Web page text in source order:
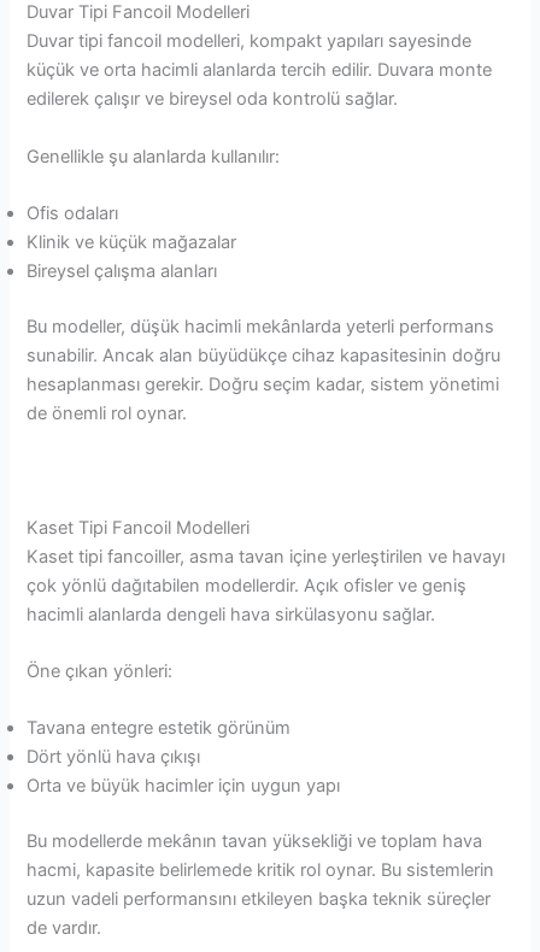
Duvar Tipi Fancoil Modelleri
Duvar tipi fancoil modelleri, kompakt yapıları sayesinde
küçük ve orta hacimli alanlarda tercih edilir. Duvara monte
edilerek çalışır ve bireysel oda kontrolü sağlar.
Genellikle şu alanlarda kullanılır:
Ofis odaları
Klinik ve küçük mağazalar
Bireysel çalışma alanları
Bu modeller, düşük hacimli mekânlarda yeterli performans
sunabilir. Ancak alan büyüdükçe cihaz kapasitesinin doğru
hesaplanması gerekir. Doğru seçim kadar, sistem yönetimi
de önemli rol oynar.
Kaset Tipi Fancoil Modelleri
Kaset tipi fancoiller, asma tavan içine yerleştirilen ve havayı
çok yönlü dağıtabilen modellerdir. Açık ofisler ve geniş
hacimli alanlarda dengeli hava sirkülasyonu sağlar.
Öne çıkan yönleri:
Tavana entegre estetik görünüm
Dört yönlü hava çıkışı
Orta ve büyük hacimler için uygun yapı
Bu modellerde mekânın tavan yüksekliği ve toplam hava
hacmi, kapasite belirlemede kritik rol oynar. Bu sistemlerin
uzun vadeli performansını etkileyen başka teknik süreçler
de vardır.